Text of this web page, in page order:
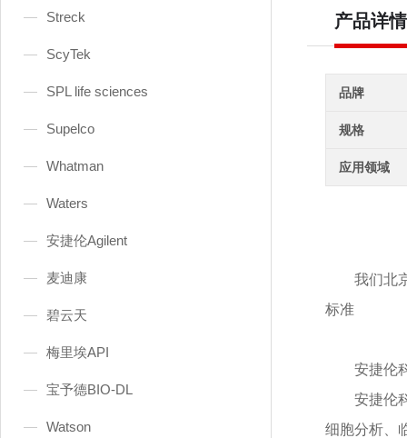
Streck
ScyTek
SPL life sciences
Supelco
Whatman
Waters
安捷伦Agilent
麦迪康
碧云天
梅里埃API
宝予德BIO-DL
Watson
产品详情
品牌
规格
应用领域
我们北
标准
安捷伦
安捷伦
细胞分析、